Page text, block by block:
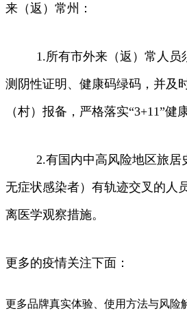
来（返）常州：
1.所有市外来（返）常人员
测阴性证明、健康码绿码，并及
（村）报备，严格落实“3+11”健
2.有国内中高风险地区旅居
无症状感染者）有轨迹交叉的人
离医学观察措施。
更多的疫情关注下面：
更多品牌真实体验、使用方法与风险